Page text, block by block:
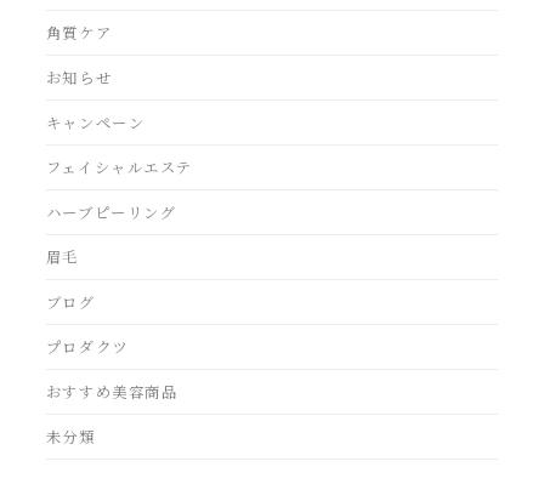
角質ケア
お知らせ
キャンペーン
フェイシャルエステ
ハーブピーリング
眉毛
ブログ
プロダクツ
おすすめ美容商品
未分類